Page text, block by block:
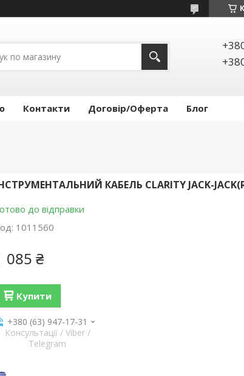
Контакти Договір/Оферта Блог
КАБЕЛЬ CLARITY JACK-
до відправки
1011560
085 ₴
Купити
+380 (63) 947-17-31
Консультації / Viber /
Telegram